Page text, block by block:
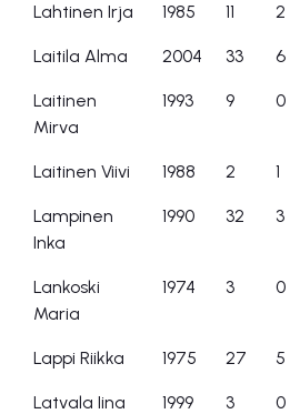
Lahtinen Irja 1985 11 2
Laitila Alma 2004 33 6
Laitinen
Mirva
1993 9 0
Laitinen Viivi 1988 2 1
Lampinen
Inka
1990 32 3
Lankoski
Maria
1974 3 0
Lappi Riikka 1975 27 5
Latvala Iina 1999 3 0